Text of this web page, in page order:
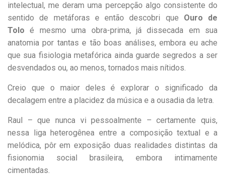
intelectual, me deram uma percepção algo consistente do
sentido de metáforas e então descobri que Ouro de
Toloé mesmo uma obra-prima, já dissecada em sua
anatomia por tantas e tão boas análises, embora eu ache
que sua fisiologia metafórica ainda guarde segredos a ser
desvendados ou, ao menos, tornados mais nítidos.
Creio que o maior deles é explorar o significado da
decalagem entre a placidez da música e a ousadia da letra.
Raul – que nunca vi pessoalmente – certamente quis,
nessa liga heterogênea entre a composição textual e a
melódica, pôr em exposição duas realidades distintas da
fisionomia social brasileira, embora intimamente
cimentadas.